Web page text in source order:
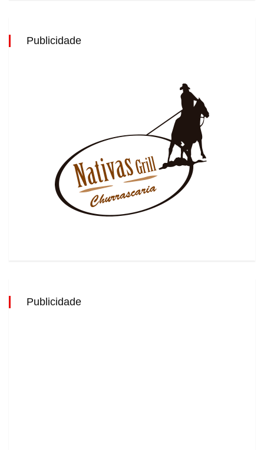
Publicidade
Publicidade